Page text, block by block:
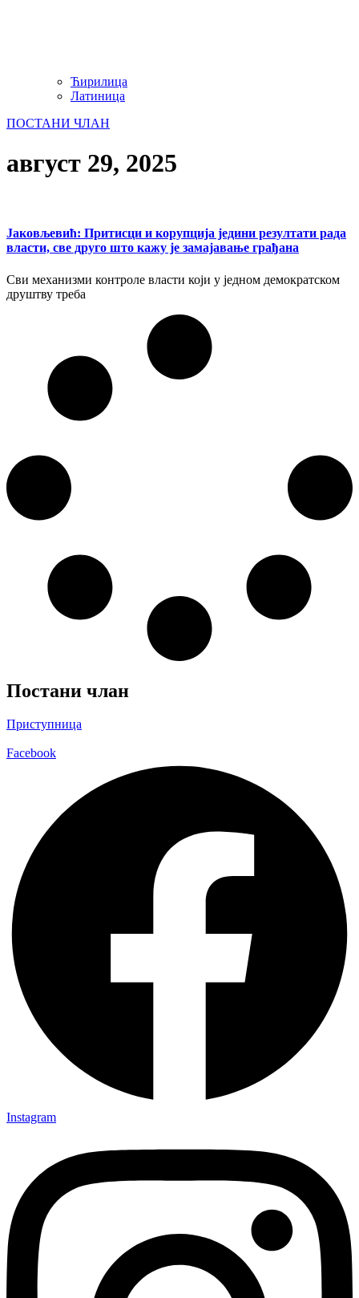
Ћирилица
Латиница
ПОСТАНИ ЧЛАН
август 29, 2025
Јаковљевић: Притисци и корупција једини резултати рада
власти, све друго што кажу је замајавање грађана
Сви механизми контроле власти који у једном демократском
друштву треба
Постани члан
Приступница
Facebook
Instagram